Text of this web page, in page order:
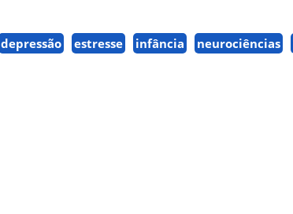
depressão estresse infância neurociências